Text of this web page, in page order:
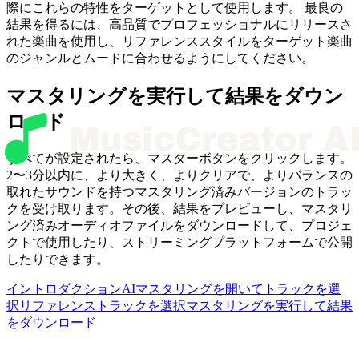
際にこれらの特性をターゲットとして使用します。 最良の
結果を得るには、高品質でプロフェッショナルにリリースさ
れた楽曲を使用し、リファレンススタイルをターゲット楽曲
のジャンルとムードに合わせるようにしてください。
マスタリングを実行して結果をダウン
ロード
すべてが設定されたら、マスターボタンをクリックします。
2〜3分以内に、より大きく、よりクリアで、よりバランスの
取れたサウンドを持つマスタリング済みバージョンのトラッ
クを受け取ります。その後、結果をプレビューし、マスタリ
ング済みオーディオファイルをダウンロードして、プロジェ
クトで使用したり、ストリーミングプラットフォームで公開
したりできます。
イントロダクションAIマスタリングを開いてトラックを選
択 リファレンストラックを選択マスタリングを実行して結果
をダウンロード